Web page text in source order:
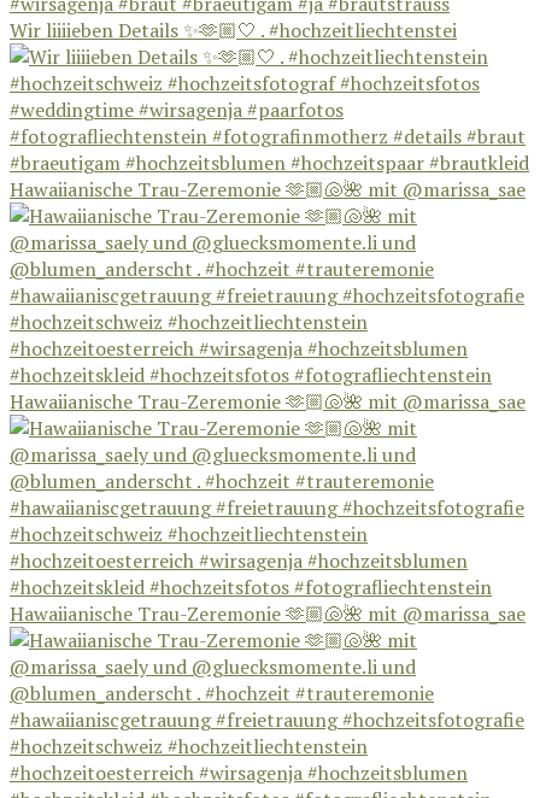
Wir liiiieben Details ✨🫶🏼🤍 . #hochzeitliechtenstei
Hawaiianische Trau-Zeremonie 🫶🏼🐚🌺 mit @marissa_sae
Hawaiianische Trau-Zeremonie 🫶🏼🐚🌺 mit @marissa_sae
Hawaiianische Trau-Zeremonie 🫶🏼🐚🌺 mit @marissa_sae